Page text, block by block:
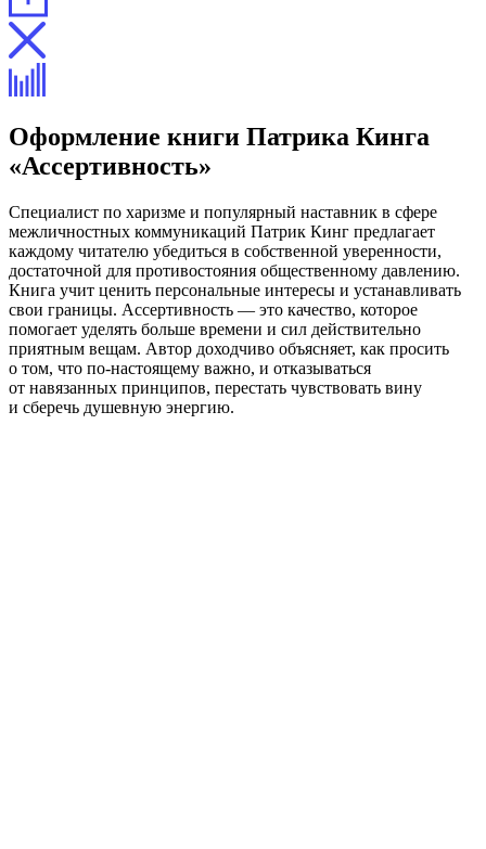
Оформление книги Патрика Кинга
«Ассертивность»
Специалист по харизме и популярный наставник в сфере
межличностных коммуникаций Патрик Кинг предлагает
каждому читателю убедиться в собственной уверенности,
достаточной для противостояния общественному давлению.
Книга учит ценить персональные интересы и устанавливать
свои границы. Ассертивность — это качество, которое
помогает уделять больше времени и сил действительно
приятным вещам. Автор доходчиво объясняет, как просить
о том, что по-настоящему важно, и отказываться
от навязанных принципов, перестать чувствовать вину
и сберечь душевную энергию.